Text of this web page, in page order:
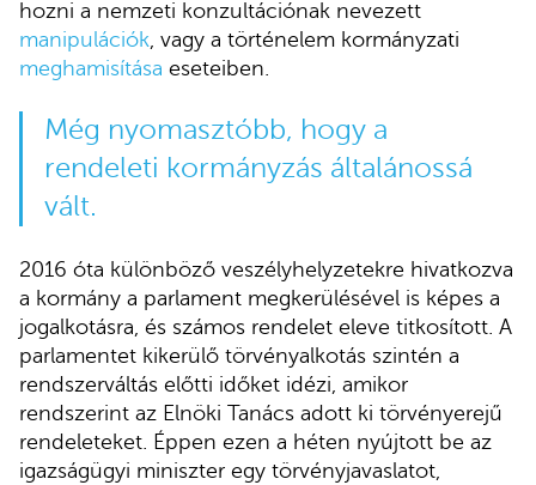
hozni a nemzeti konzultációnak nevezett
manipulációk, vagy a történelem kormányzati
meghamisítása eseteiben.
Még nyomasztóbb, hogy a
rendeleti kormányzás általánossá
vált.
2016 óta különböző veszélyhelyzetekre hivatkozva
a kormány a parlament megkerülésével is képes a
jogalkotásra, és számos rendelet eleve titkosított. A
parlamentet kikerülő törvényalkotás szintén a
rendszerváltás előtti időket idézi, amikor
rendszerint az Elnöki Tanács adott ki törvényerejű
rendeleteket. Éppen ezen a héten nyújtott be az
igazságügyi miniszter egy törvényjavaslatot,